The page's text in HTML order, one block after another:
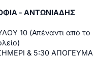
- ΑΝΤΩΝΙΑΔΗΣ
10 (Απέναντι από το
& 5:30 ΑΠΟΓΕΥΜΑ